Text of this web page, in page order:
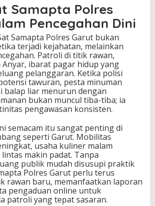
Samapta Polres
Pencegahan Dini
Samapta Polres Garut bukan
terjadi kejahatan, melainkan
Patroli di titik rawan,
Anyar, ibarat pagar hidup yang
pelanggaran. Ketika polisi
tawuran, pesta minuman
balap liar menurun dengan
bukan muncul tiba-tiba; ia
pengawasan konsisten.
semacam itu sangat penting di
seperti Garut. Mobilitas
usaha kuliner malam
makin padat. Tanpa
publik mudah disusupi praktik
Polres Garut perlu terus
rawan baru, memanfaatkan laporan
pengaduan online untuk
patroli yang tepat sasaran.